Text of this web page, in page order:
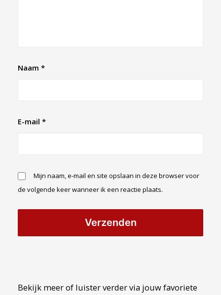
Naam *
E-mail *
Mijn naam, e-mail en site opslaan in deze browser voor
de volgende keer wanneer ik een reactie plaats.
Bekijk meer of luister verder via jouw favoriete